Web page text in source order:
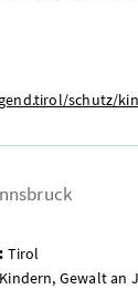
schutz/
Tirol
Gewalt an